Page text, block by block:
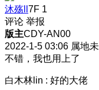
沐殇ll 7F 1
评论 举报
版主CDY-AN00
2022-1-5 03:06 属地
不错，我也用上了
白木林lin : 好的大佬